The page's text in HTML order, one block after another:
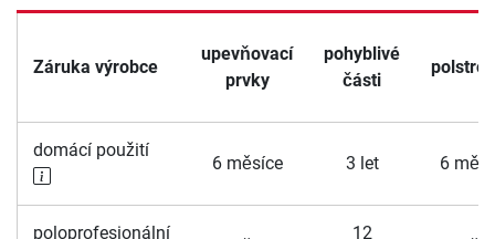
Záruka výrobce
upevňovací
prvky
pohyblivé
části
domácí použití
6 měsíce 3 let 6
poloprofesionální 12